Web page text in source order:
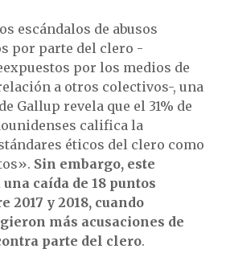
escándalos de abusos
por parte del clero -
por los medios de
a otros colectivos-, una
Gallup revela que el 31% de
califica la
éticos del clero como
Sin embargo, este
caída de 18 puntos
2017 y 2018, cuando
más acusaciones de
parte del clero.